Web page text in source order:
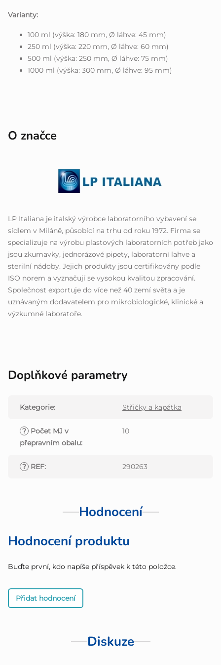
Varianty:
100 ml (výška: 180 mm, Ø láhve: 45 mm)
250 ml (výška: 220 mm, Ø láhve: 60 mm)
500 ml (výška: 250 mm, Ø láhve: 75 mm)
1000 ml (výška: 300 mm, Ø láhve: 95 mm)
O značce
LP Italiana je italský výrobce laboratorního vybavení se
sídlem v Miláně, působící na trhu od roku 1972. Firma se
specializuje na výrobu plastových laboratorních potřeb jako
jsou zkumavky, jednorázové pipety, laboratorní lahve a
sterilní nádoby. Jejich produkty jsou certifikovány podle
ISO norem a vyznačují se vysokou kvalitou zpracování.
Společnost exportuje do více než 40 zemí světa a je
uznávaným dodavatelem pro mikrobiologické, klinické a
výzkumné laboratoře.
Doplňkové parametry
Kategorie: Střičky a kapátka
? Počet MJ v
přepravním obalu:
10
? REF: 290263
Hodnocení
Hodnocení produktu
Buďte první, kdo napíše příspěvek k této položce.
Přidat hodnocení
Diskuze